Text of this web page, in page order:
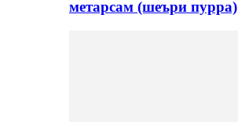
метарсам (шеъри пурра)